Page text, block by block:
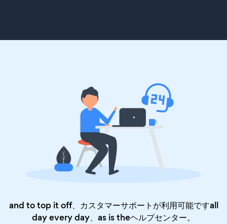
and to top it off、カスタマーサポートが利用可能ですall
day every day、as is theヘルプセンター。